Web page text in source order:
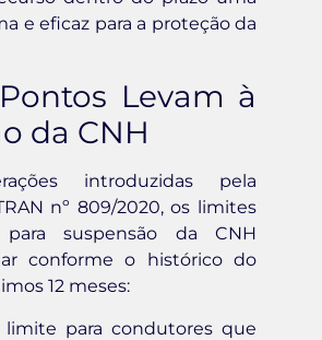
e eficaz para a proteção da
Levam à
da CNH
introduzidas pela
nº 809/2020, os limites
suspensão da CNH
conforme o histórico do
12 meses:
limite para condutores que